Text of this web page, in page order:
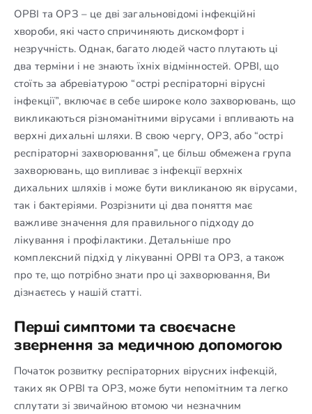
ОРВІ та ОРЗ – це дві загальновідомі інфекційні
хвороби, які часто спричиняють дискомфорт і
незручність. Однак, багато людей часто плутають ці
два терміни і не знають їхніх відмінностей. ОРВІ, що
стоїть за абревіатурою “острі респіраторні вірусні
інфекції”, включає в себе широке коло захворювань, що
викликаються різноманітними вірусами і впливають на
верхні дихальні шляхи. В свою чергу, ОРЗ, або “острі
респіраторні захворювання”, це більш обмежена група
захворювань, що випливає з інфекції верхніх
дихальних шляхів і може бути викликаною як вірусами,
так і бактеріями. Розрізнити ці два поняття має
важливе значення для правильного підходу до
лікування і профілактики. Детальніше про
комплексний підхід у лікуванні ОРВІ та ОРЗ, а також
про те, що потрібно знати про ці захворювання, Ви
дізнаєтесь у нашій статті.
Перші симптоми та своєчасне
звернення за медичною допомогою
Початок розвитку респіраторних вірусних інфекцій,
таких як ОРВІ та ОРЗ, може бути непомітним та легко
сплутати зі звичайною втомою чи незначним